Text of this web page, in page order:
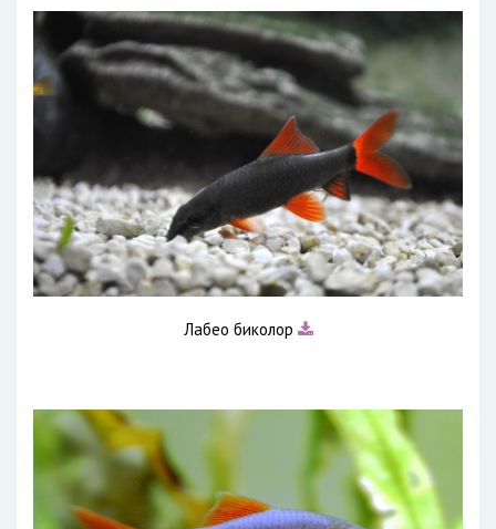
Лабео биколор